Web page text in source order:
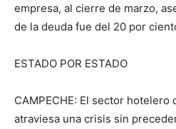
empresa, al cierre de marzo,
de la deuda fue del 20 por
ESTADO POR ESTADO
CAMPECHE: El sector hotelero
atraviesa una crisis sin